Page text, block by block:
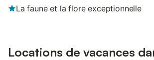
La faune et la flore exceptionnelle
Locations de vacances